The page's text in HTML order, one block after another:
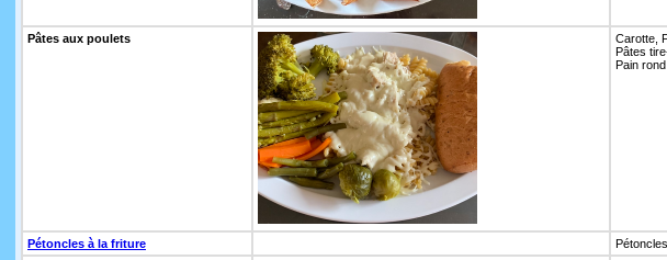
Pâtes aux poulets
Carotte,
Pâtes
Pain rond
Pétoncles à la friture